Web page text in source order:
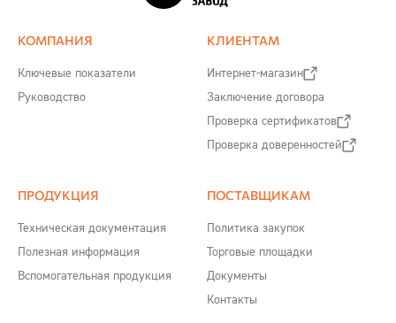
КОМПАНИЯ
Ключевые показатели
Руководство
КЛИЕНТАМ
Интернет-магазин
Заключение договора
Проверка сертификатов
Проверка доверенностей
ПРОДУКЦИЯ
Техническая документация
Полезная информация
Вспомогательная продукция
ПОСТАВЩИКАМ
Политика закупок
Торговые площадки
Документы
Контакты